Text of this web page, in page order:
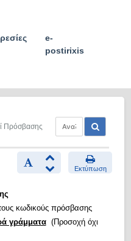
e-
postirixis
Πρόσβασης
Εκτύπωση
κωδικούς πρόσβασης
γράμματα(Προσοχή όχι